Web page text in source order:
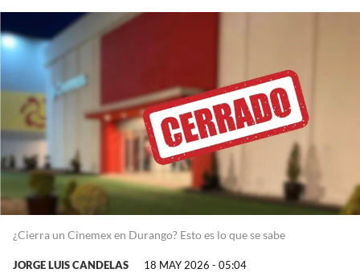
¿Cierra un Cinemex en Durango? Esto es lo que se sabe
JORGE LUIS CANDELAS 18 MAY 2026 - 05:04